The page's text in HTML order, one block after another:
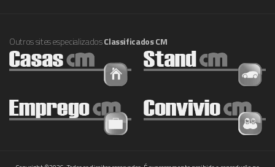
Outros sites especializadosClassificados CM